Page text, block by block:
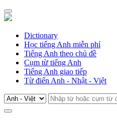
Dictionary
Học tiếng Anh miễn phí
Tiếng Anh theo chủ đề
Cụm từ tiếng Anh
Tiếng Anh giao tiếp
Từ điển Anh - Nhật - Việt